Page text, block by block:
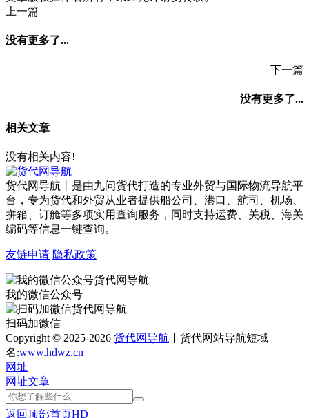
上一篇
没有更多了...
下一篇
没有更多了...
相关文章
没有相关内容!
货代网导航丨是由九问货代打造的专业外贸与国际物流导航平
台，专为货代和外贸从业者提供船公司、港口、航司、机场、
拼箱、订舱等多项实用查询服务，同时支持运费、关税、海关
编码等信息一键查询。
友链申请 隐私政策
我的微信公众号
扫码加微信
Copyright © 2025-2026 货代网导航 丨货代网站导航短域
名:www.hdwz.cn
网址
网址文章
返回顶部首页HD